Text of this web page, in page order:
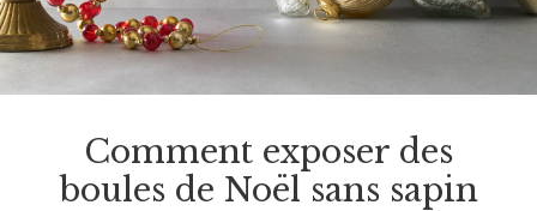
Comment exposer des
boules de Noël sans sapin